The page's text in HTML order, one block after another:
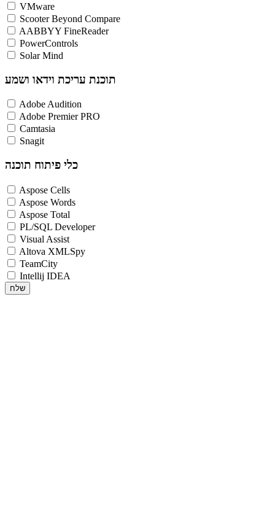
VMware
Scooter Beyond Compare
AABBYY FineReader
PowerControls
Solar Mind
תוכנת עריכת וידאו ושמע
Adobe Audition
Adobe Premier PRO
Camtasia
Snagit
כלי פיתוח תוכנה
Aspose Cells
Aspose Words
Aspose Total
PL/SQL Developer
Visual Assist
Altova XMLSpy
TeamCity
Intellij IDEA